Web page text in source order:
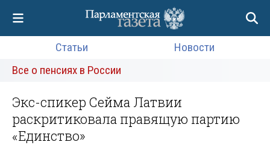
Статьи
Новости
Все о пенсиях в России
Экс-спикер Сейма Латвии
раскритиковала правящую партию
«Единство»